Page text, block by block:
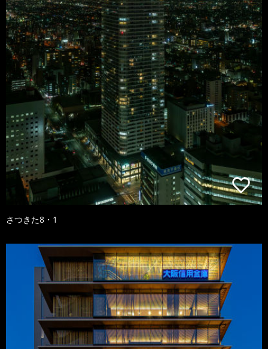
さつきた8・1